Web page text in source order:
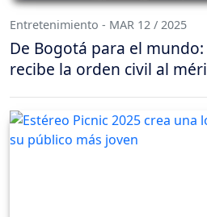
Entretenimiento - MAR 12 / 2025
De Bogotá para el
recibe la orden civil al